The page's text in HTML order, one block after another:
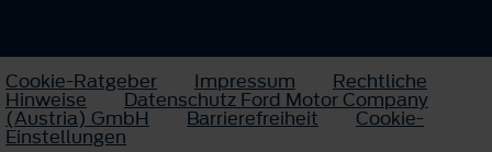
Cookie-Ratgeber Impressum Rechtliche
Hinweise Datenschutz Ford Motor Company
(Austria) GmbH Barrierefreiheit Cookie-
Einstellungen